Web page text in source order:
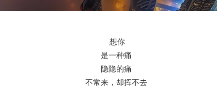
想你
是一种痛
隐隐的痛
不常来，却挥不去